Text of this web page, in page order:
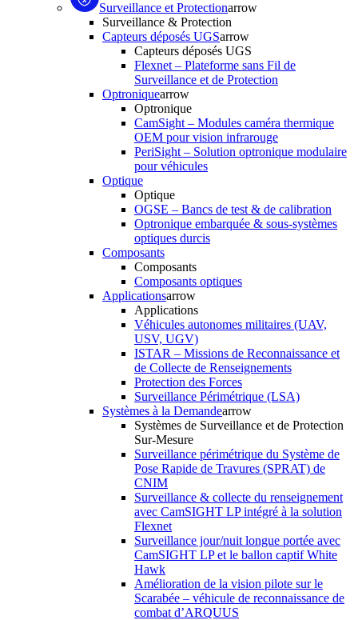
Surveillance et Protectionarrow
Surveillance & Protection
Capteurs déposés UGSarrow
Capteurs déposés UGS
Flexnet – Plateforme sans Fil de
Surveillance et de Protection
Optroniquearrow
Optronique
CamSight – Modules caméra thermique
OEM pour vision infrarouge
PeriSight – Solution optronique modulaire
pour véhicules
Optique
Optique
OGSE – Bancs de test & de calibration
Optronique embarquée & sous-systèmes
optiques durcis
Composants
Composants
Composants optiques
Applicationsarrow
Applications
Véhicules autonomes militaires (UAV,
USV, UGV)
ISTAR – Missions de Reconnaissance et
de Collecte de Renseignements
Protection des Forces
Surveillance Périmétrique (LSA)
Systèmes à la Demandearrow
Systèmes de Surveillance et de Protection
Sur-Mesure
Surveillance périmétrique du Système de
Pose Rapide de Travures (SPRAT) de
CNIM
Surveillance & collecte du renseignement
avec CamSIGHT LP intégré à la solution
Flexnet
Surveillance jour/nuit longue portée avec
CamSIGHT LP et le ballon captif White
Hawk
Amélioration de la vision pilote sur le
Scarabée – véhicule de reconnaissance de
combat d’ARQUUS